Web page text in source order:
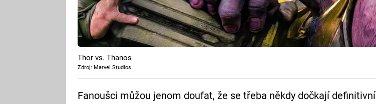
Thor vs. Thanos
Zdroj: Marvel Studios
Fanoušci můžou jenom doufat, že se třeba někdy dočkají definitivní